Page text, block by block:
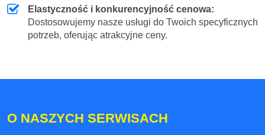
Elastyczność i konkurencyjność cenowa:
Dostosowujemy nasze usługi do Twoich specyficznych
potrzeb, oferując atrakcyjne ceny.
O NASZYCH SERWISACH